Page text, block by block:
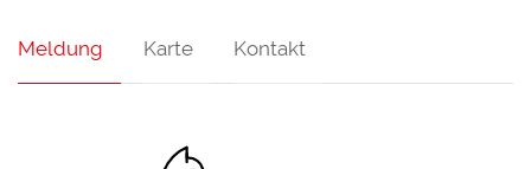
Meldung Karte Kontakt